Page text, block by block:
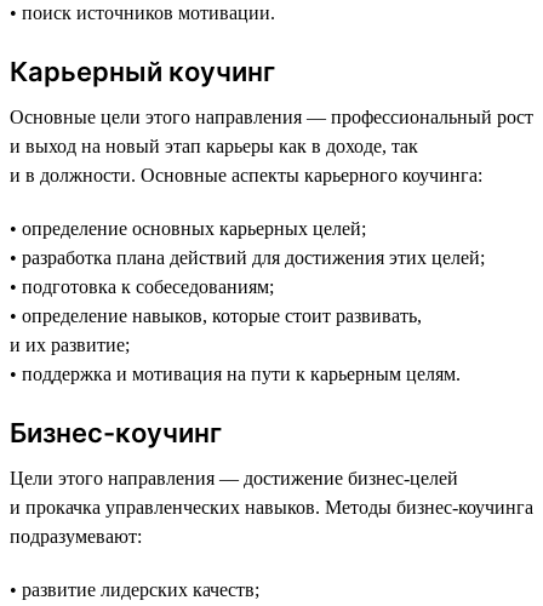
• поиск источников мотивации.
Карьерный коучинг
Основные цели этого направления — профессиональный рост
и выход на новый этап карьеры как в доходе, так
и в должности. Основные аспекты карьерного коучинга:
• определение основных карьерных целей;
• разработка плана действий для достижения этих целей;
• подготовка к собеседованиям;
• определение навыков, которые стоит развивать,
и их развитие;
• поддержка и мотивация на пути к карьерным целям.
Бизнес-коучинг
Цели этого направления — достижение бизнес-целей
и прокачка управленческих навыков. Методы бизнес-коучинга
подразумевают:
• развитие лидерских качеств;